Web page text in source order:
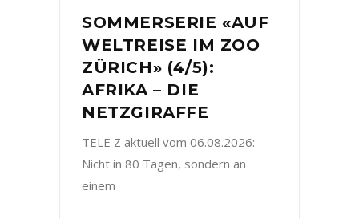
SOMMERSERIE «AUF
WELTREISE IM ZOO
ZÜRICH» (4/5):
AFRIKA – DIE
NETZGIRAFFE
TELE Z aktuell vom 06.08.2026:
Nicht in 80 Tagen, sondern an
einem